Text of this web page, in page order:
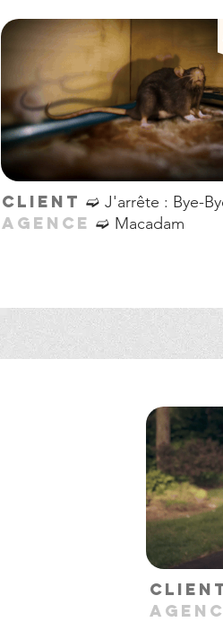
CLIENT ➫ J'arrête : Bye-
AGENCE ➫ Macadam